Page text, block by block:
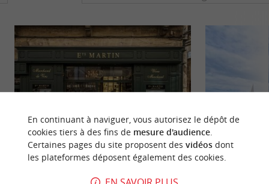
Cité médiévale de Saint-Emilion
Saint-Emilion est une véritable pépite en Gironde,
Tour du Roy
En continuant à naviguer, vous autorisez le dépôt de
cookies tiers à des fins de mesure d'audience.
Certaines pages du site proposent des vidéosdont
les plateformes déposent également des cookies.